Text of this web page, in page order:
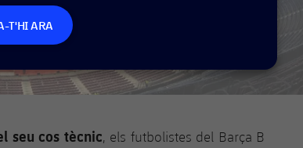
T'HI ARA
seu cos tècnic, els futbolistes del Barça B